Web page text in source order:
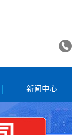
新闻中心
公司动态
行业新闻